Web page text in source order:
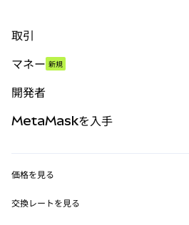
取引
パーペチュアル
RWA
マネー 新規
開発者
MetaMask Connect
MetaMaskを入手
価格を見る
イーサリアムの価格
交換レートを見る